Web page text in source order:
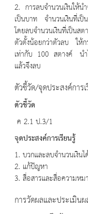
2. การลบจำนวนเงินให้น
เป็นบาท จำนวนเงินที่เป็
โดยลบจำนวนเงินที่เป็นส
ตัวตั้งน้อยกว่าตัวลบ ให้ก
เท่ากับ 100 สตางค์ นำ
แล้วจึงลบ
ตัวชี้วัด/จุดประสงค์การ
ตัวชี้วัด
ค 2.1 ป.3/1
จุดประสงค์การเรียนรู้
1. บวกและลบจำนวนเงิน
2. แก้ปัญหา
3. สื่อสารและสื่อความห
การวัดผลและประเมิน